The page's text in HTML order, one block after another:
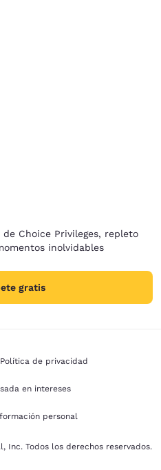
Choice Privileges, repleto
inolvidables
gratis
Política de privacidad
en intereses
personal
Inc. Todos los derechos reservados.